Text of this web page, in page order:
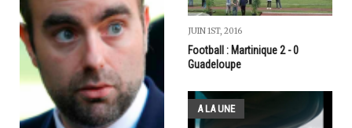
JUIN 1ST, 2016
Football : Martinique 2 - 0
Guadeloupe
A LA UNE